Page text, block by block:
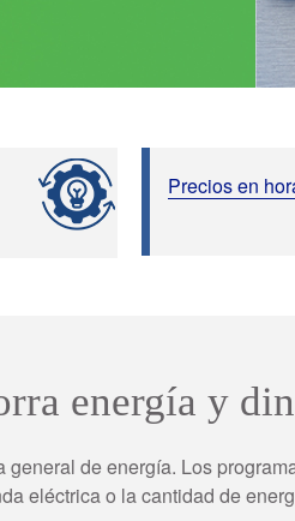
Precios en
energía y
de energía. Los
eléctrica o la cantidad de